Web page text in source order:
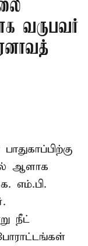
வருபவர்
ஆளாக
எம்.பி.
நீட்